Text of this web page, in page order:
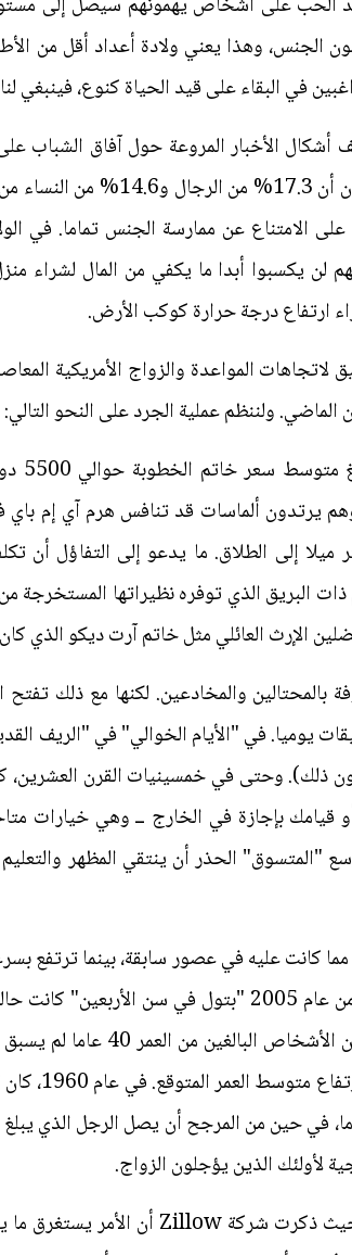
الجنس، وهذا يعني ولادة أعداد أقل من
في البقاء على قيد الحياة كنوع، فينبغي
الأخبار المروعة حول آفاق الشباب
ارتفاع درجة حرارة كوكب الأرض.
لاتجاهات المواعدة والزواج الأمريكية
ولننظم عملية الجرد على النحو التالي:
يرتدون ألماسات قد تنافس هرم آي إم
ميلا إلى الطلاق. ما يدعو إلى التفاؤل أن
البريق الذي توفره نظيراتها
الإرث العائلي مثل خاتم آرت ديكو الذي
بالمحتالين والمخادعين. لكنها مع ذلك
يوميا. في "الأيام الخوالي" في "الريف
ذلك). وحتى في خمسينيات القرن
قيامك بإجازة في الخارج ــ وهي خيارات
"المتسوق" الحذر أن ينتقي المظهر
كانت عليه في عصور سابقة، بينما ترتفع
الرمزية في العمل الكوميدي من عام 2005
الزواج
لأولئك الذين يؤجلون الزواج.